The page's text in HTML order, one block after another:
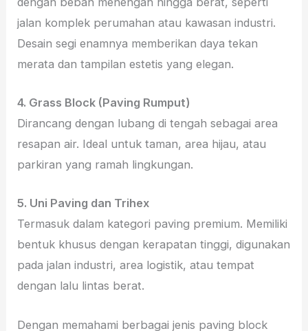
jalan komplek perumahan atau kawasan industri.
Desain segi enamnya memberikan daya tekan
merata dan tampilan estetis yang elegan.
4. Grass Block (Paving Rumput)
Dirancang dengan lubang di tengah sebagai area
resapan air. Ideal untuk taman, area hijau, atau
parkiran yang ramah lingkungan.
5. Uni Paving dan Trihex
Termasuk dalam kategori paving premium. Memiliki
bentuk khusus dengan kerapatan tinggi, digunakan
pada jalan industri, area logistik, atau tempat
dengan lalu lintas berat.
Dengan memahami berbagai jenis paving block